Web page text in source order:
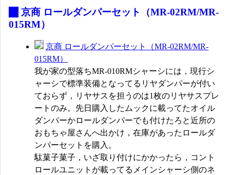
京商 ロールダンパーセット（MR-02RM/MR-
015RM）
京商 ロールダンパーセット（MR-02RM/MR-
015RM）
我が家の型落ちMR-010RMシャーシには，現行シ
ャーシで標準装備となってるリヤダンパーが付い
ておらず，リヤサスを担うのは1枚のリヤサスプレ
ートのみ。先日購入したムックに載ってたオイル
ダンパーかロールダンパーでも付けたろと近所の
おもちゃ屋さんへ出かけ，在庫があったロールダ
ンパーセットを購入。
駄菓子菓子，いざ取り付けにかかったら，コント
ロールユニットが載ってるメインシャーシ側のネ